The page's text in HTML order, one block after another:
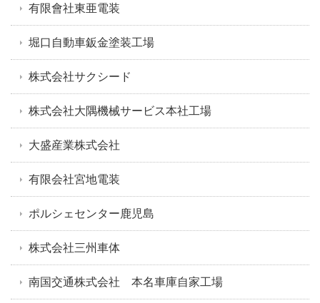
有限會社東亜電装
堀口自動車鈑金塗装工場
株式会社サクシード
株式会社大隅機械サービス本社工場
大盛産業株式会社
有限会社宮地電装
ポルシェセンター鹿児島
株式会社三州車体
南国交通株式会社 本名車庫自家工場